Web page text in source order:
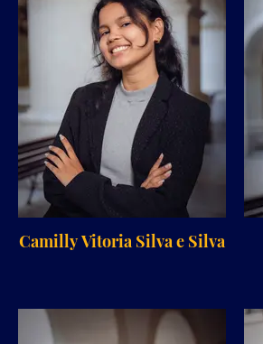
Camilly Vitoria Silva e Silva